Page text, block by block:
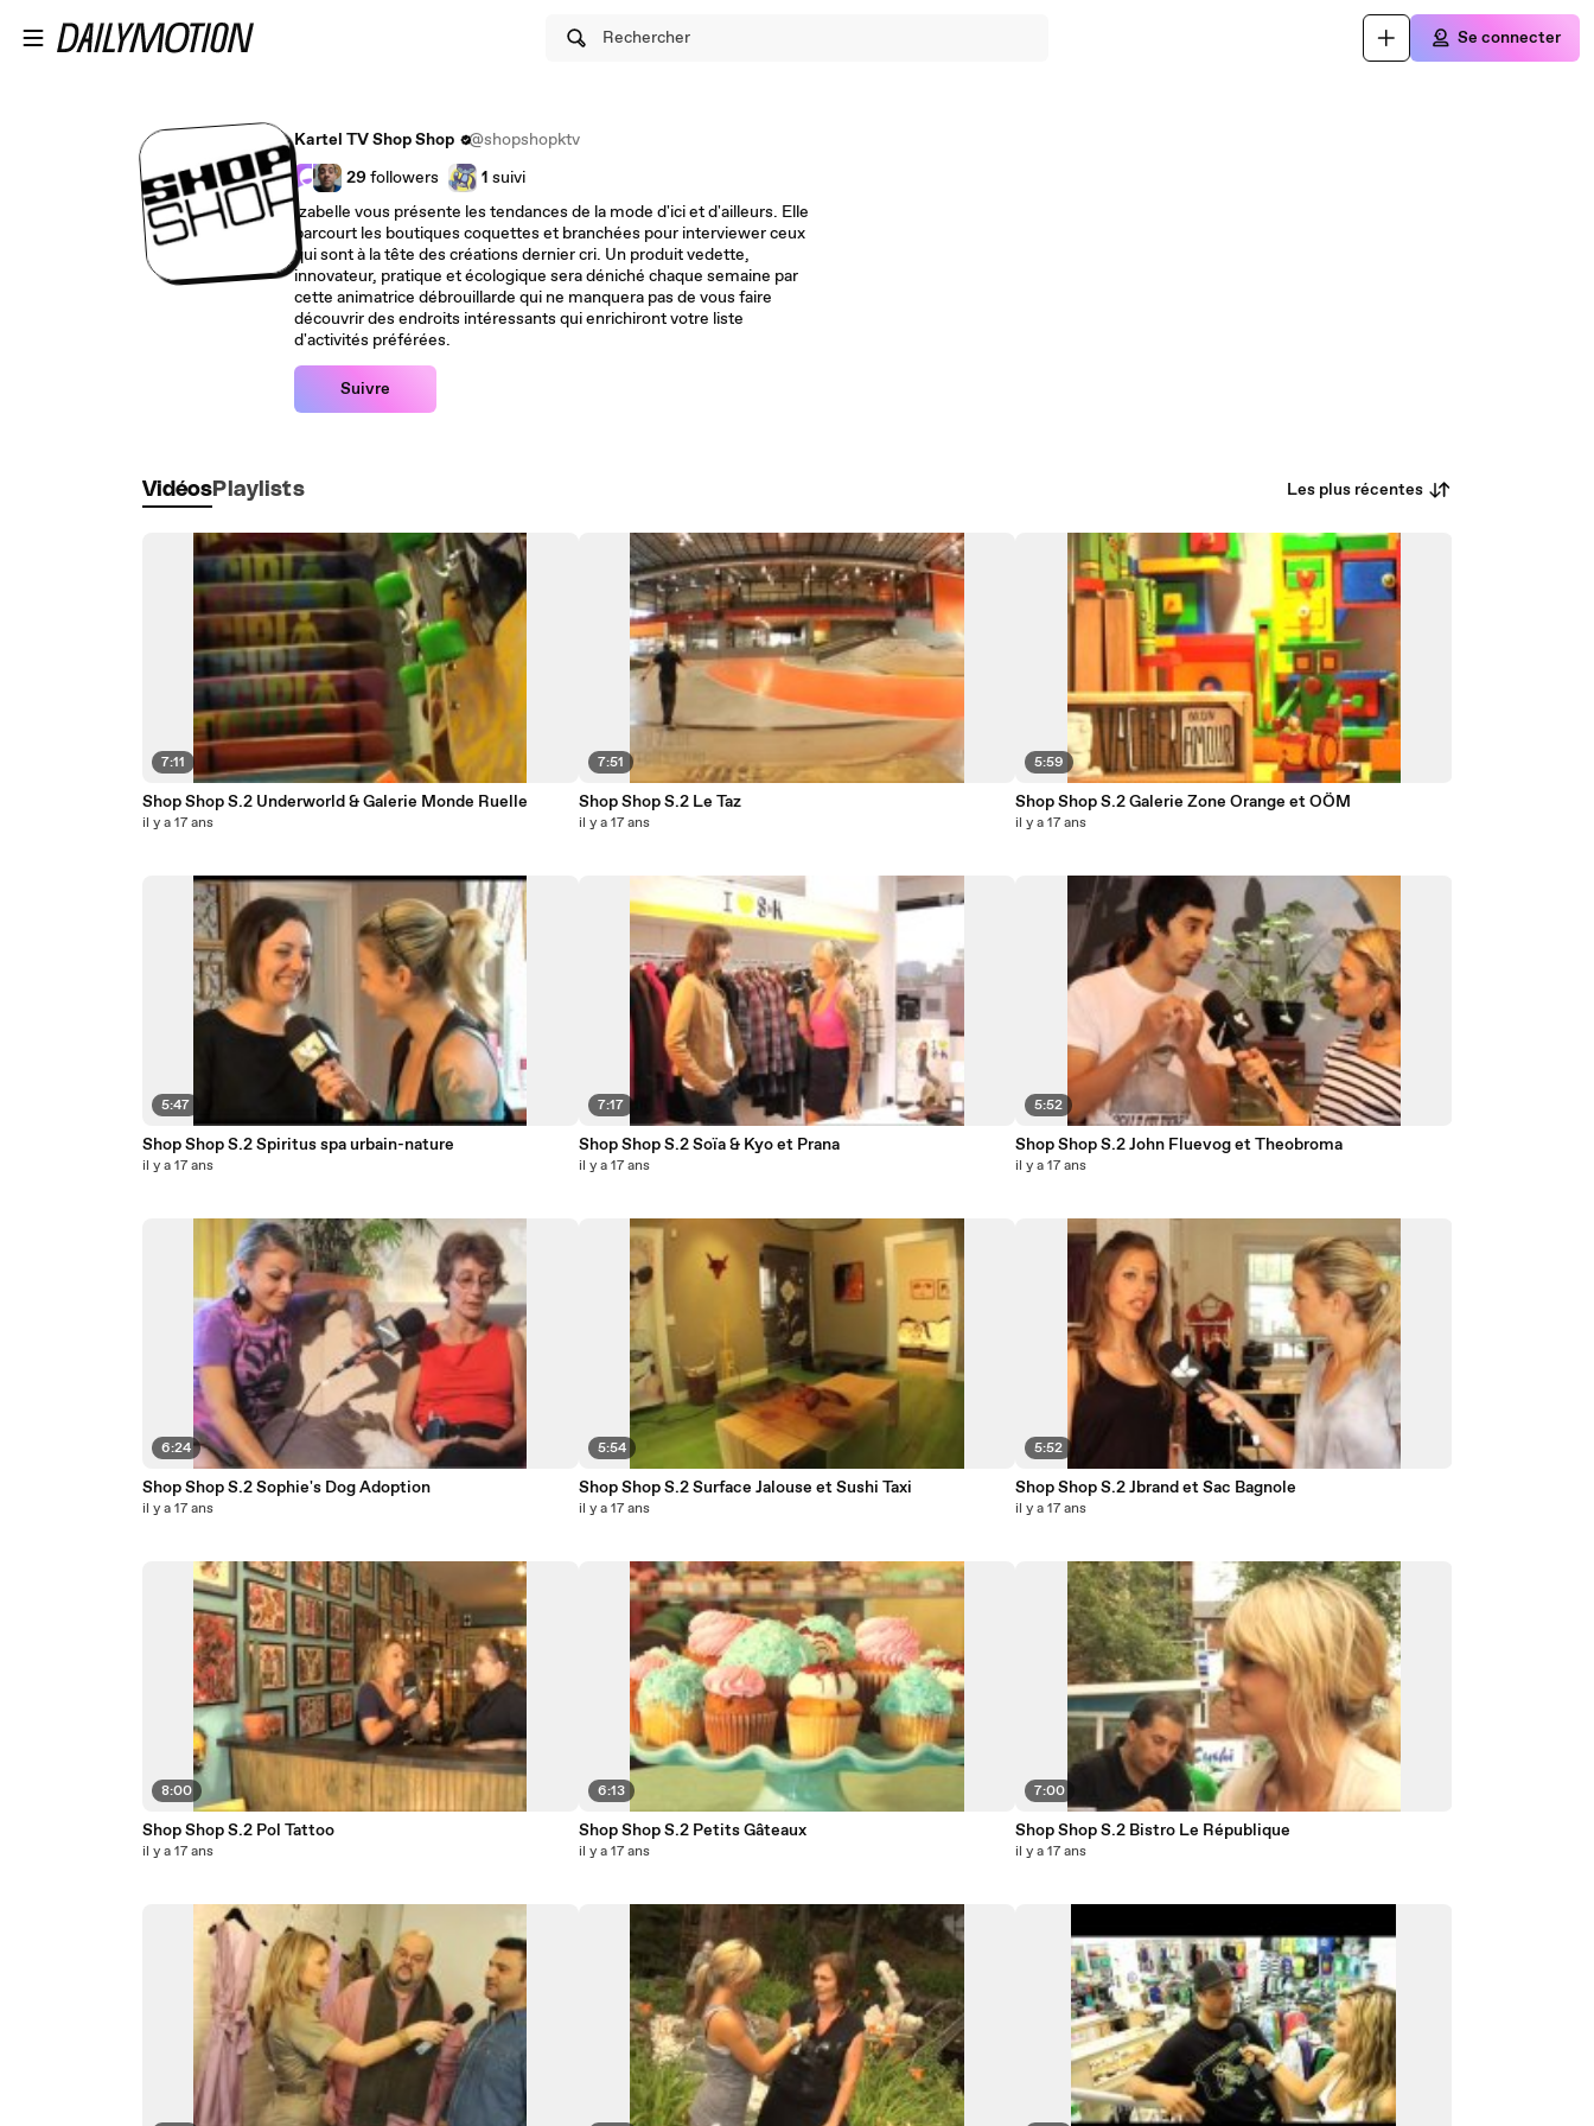
Rechercher Se connecter
Kartel TV Shop Shop
@shopshopktv
29followers 1 suivi
Izabelle vous présente les tendances de la mode d'ici et d'ailleurs. Elle
parcourt les boutiques coquettes et branchées pour interviewer ceux
qui sont à la tête des créations dernier cri. Un produit vedette,
innovateur, pratique et écologique sera déniché chaque semaine par
cette animatrice débrouillarde qui ne manquera pas de vous faire
découvrir des endroits intéressants qui enrichiront votre liste
d'activités préférées.
Suivre
Vidéos Playlists Les plus récentes
7:11
Shop Shop S.2 Underworld & Galerie Monde Ruelle
il y a 17 ans
5:47
Shop Shop S.2 Spiritus spa urbain-nature
il y a 17 ans
6:24
Shop Shop S.2 Sophie's Dog Adoption
il y a 17 ans
8:00
Shop Shop S.2 Pol Tattoo
il y a 17 ans
7:51
Shop Shop S.2 Le Taz
il y a 17 ans
7:17
Shop Shop S.2 Soïa & Kyo et Prana
il y a 17 ans
5:54
Shop Shop S.2 Surface Jalouse et Sushi Taxi
il y a 17 ans
6:13
Shop Shop S.2 Petits Gâteaux
il y a 17 ans
5:59
Shop Shop S.2 Galerie Zone Orange et OÖM
il y a 17 ans
5:52
Shop Shop S.2 John Fluevog et Theobroma
il y a 17 ans
5:52
Shop Shop S.2 Jbrand et Sac Bagnole
il y a 17 ans
7:00
Shop Shop S.2 Bistro Le République
il y a 17 ans